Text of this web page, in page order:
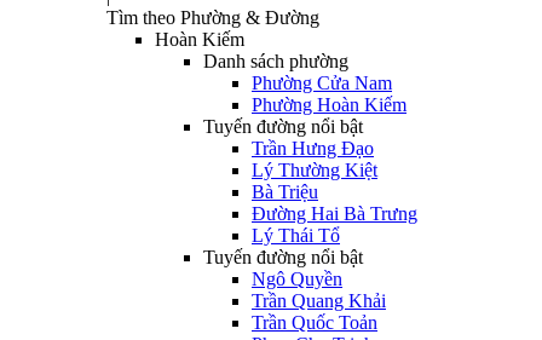
Tìm theo Phường & Đường
Hoàn Kiếm
Danh sách phường
Phường Cửa Nam
Phường Hoàn Kiếm
Tuyến đường nổi bật
Trần Hưng Đạo
Lý Thường Kiệt
Bà Triệu
Đường Hai Bà Trưng
Lý Thái Tổ
Tuyến đường nổi bật
Ngô Quyền
Trần Quang Khải
Trần Quốc Toản